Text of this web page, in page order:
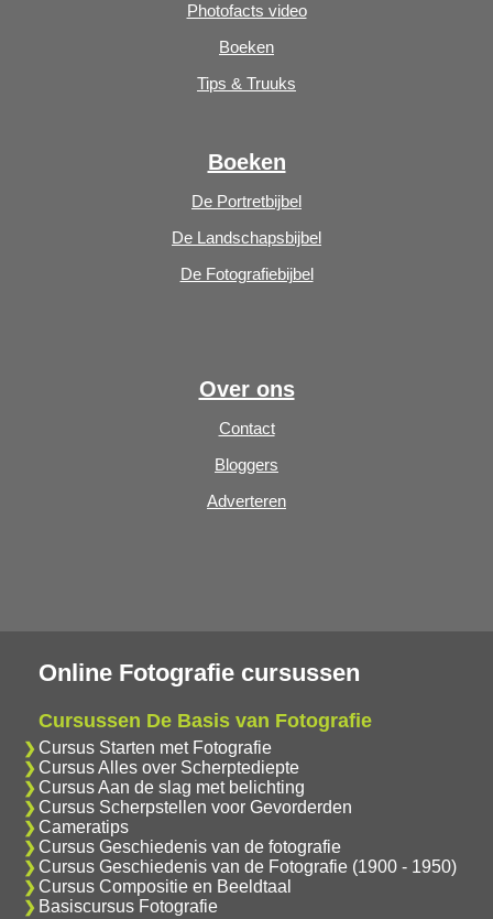
Photofacts video
Boeken
Tips & Truuks
Boeken
De Portretbijbel
De Landschapsbijbel
De Fotografiebijbel
Over ons
Contact
Bloggers
Adverteren
Online Fotografie cursussen
Cursussen De Basis van Fotografie
Cursus Starten met Fotografie
Cursus Alles over Scherptediepte
Cursus Aan de slag met belichting
Cursus Scherpstellen voor Gevorderden
Cameratips
Cursus Geschiedenis van de fotografie
Cursus Geschiedenis van de Fotografie (1900 - 1950)
Cursus Compositie en Beeldtaal
Basiscursus Fotografie